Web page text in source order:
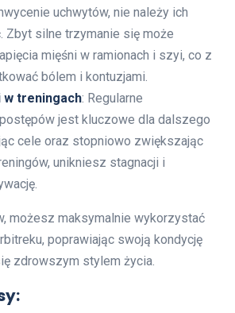
uchwytów, nie należy ich
Zbyt silne trzymanie się może
mięśni w ramionach i szyi, co z
bólem i kontuzjami.
w treningach: Regularne
jest kluczowe dla dalszego
cele oraz stopniowo zwiększając
unikniesz stagnacji i
możesz maksymalnie wykorzystać
poprawiając swoją kondycję
zdrowszym stylem życia.